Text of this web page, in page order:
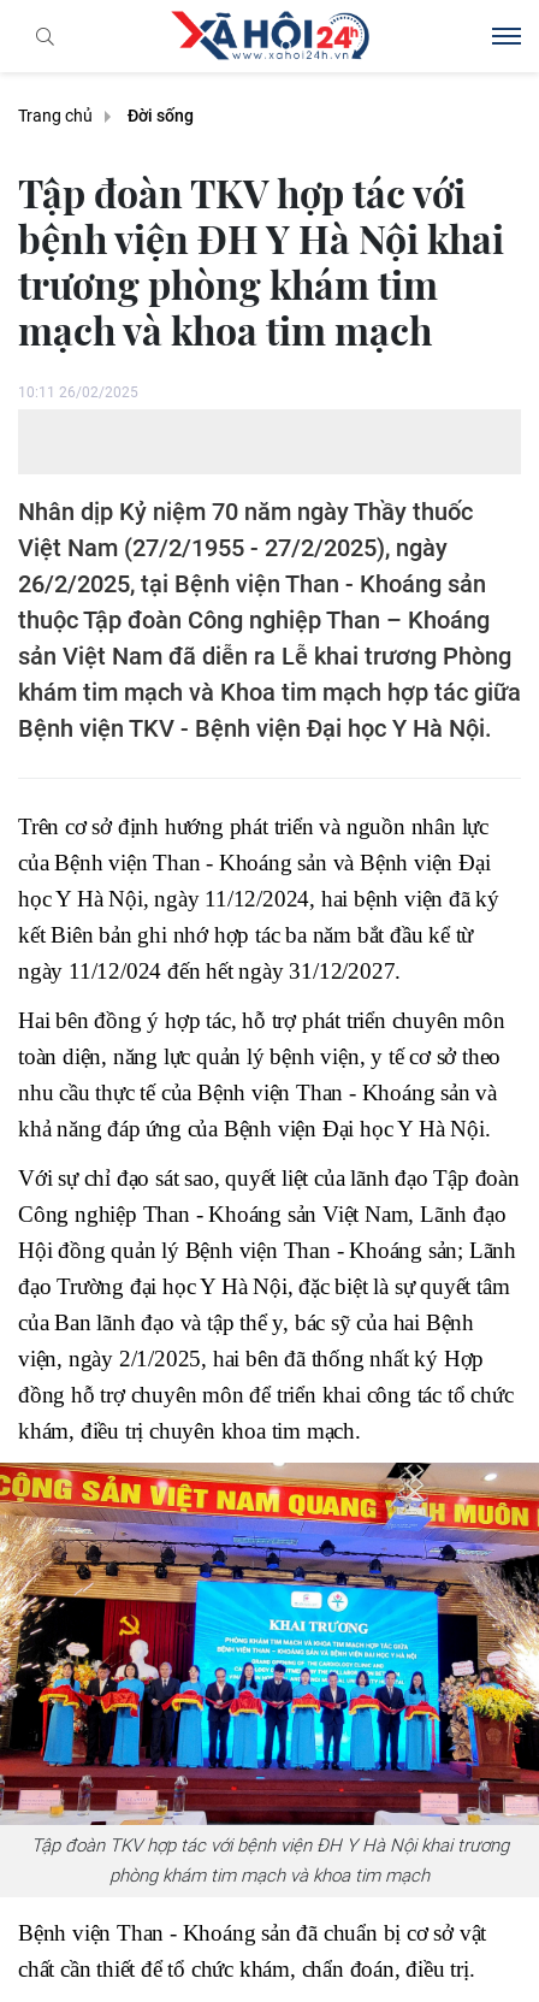
Trang chủ Đời sống
Tập đoàn TKV hợp tác với
bệnh viện ĐH Y Hà Nội khai
trương phòng khám tim
mạch và khoa tim mạch
10:11 26/02/2025
Nhân dịp Kỷ niệm 70 năm ngày Thầy thuốc
Việt Nam (27/2/1955 - 27/2/2025), ngày
26/2/2025, tại Bệnh viện Than - Khoáng sản
thuộc Tập đoàn Công nghiệp Than – Khoáng
sản Việt Nam đã diễn ra Lễ khai trương Phòng
khám tim mạch và Khoa tim mạch hợp tác giữa
Bệnh viện TKV - Bệnh viện Đại học Y Hà Nội.
Trên cơ sở định hướng phát triển và nguồn nhân lực
của Bệnh viện Than - Khoáng sản và Bệnh viện Đại
học Y Hà Nội, ngày 11/12/2024, hai bệnh viện đã ký
kết Biên bản ghi nhớ hợp tác ba năm bắt đầu kể từ
ngày 11/12/024 đến hết ngày 31/12/2027.
Hai bên đồng ý hợp tác, hỗ trợ phát triển chuyên môn
toàn diện, năng lực quản lý bệnh viện, y tế cơ sở theo
nhu cầu thực tế của Bệnh viện Than - Khoáng sản và
khả năng đáp ứng của Bệnh viện Đại học Y Hà Nội.
Với sự chỉ đạo sát sao, quyết liệt của lãnh đạo Tập đoàn
Công nghiệp Than - Khoáng sản Việt Nam, Lãnh đạo
Hội đồng quản lý Bệnh viện Than - Khoáng sản; Lãnh
đạo Trường đại học Y Hà Nội, đặc biệt là sự quyết tâm
của Ban lãnh đạo và tập thể y, bác sỹ của hai Bệnh
viện, ngày 2/1/2025, hai bên đã thống nhất ký Hợp
đồng hỗ trợ chuyên môn để triển khai công tác tổ chức
khám, điều trị chuyên khoa tim mạch.
Tập đoàn TKV hợp tác với bệnh viện ĐH Y Hà Nội khai trương
phòng khám tim mạch và khoa tim mạch
Bệnh viện Than - Khoáng sản đã chuẩn bị cơ sở vật
chất cần thiết để tổ chức khám, chẩn đoán, điều trị.